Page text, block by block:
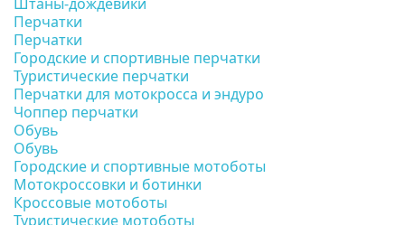
Перчатки
Перчатки
Городские и спортивные перчатки
Туристические перчатки
Перчатки для мотокросса и эндуро
Чоппер перчатки
Обувь
Обувь
Городские и спортивные мотоботы
Мотокроссовки и ботинки
Кроссовые мотоботы
Туристические мотоботы